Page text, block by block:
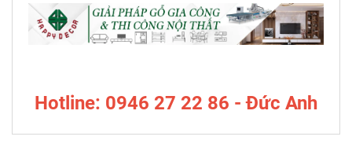
Hotline: 0946 27 22 86 - Đức Anh